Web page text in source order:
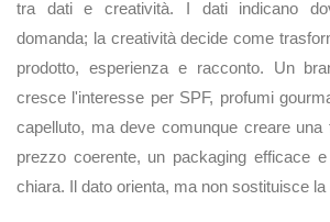
tra dati e creatività. I dati indicano
domanda; la creatività decide come
prodotto, esperienza e racconto. Un
cresce l'interesse per SPF, profumi
capelluto, ma deve comunque creare una
prezzo coerente, un packaging efficace
chiara. Il dato orienta, ma non sostituisce la